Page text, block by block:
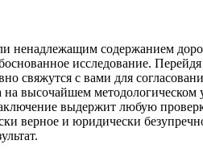
ненадлежащим содержанием
исследование.
свяжутся с вами для
на высочайшем методологическом
выдержит любую
верное и юридически